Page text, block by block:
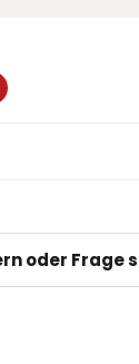
oder Frage